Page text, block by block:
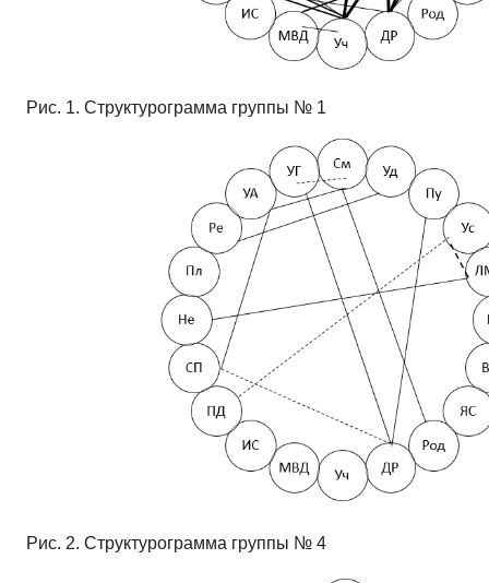
Рис. 1. Структурограмма группы № 1
Рис. 2. Структурограмма группы № 4